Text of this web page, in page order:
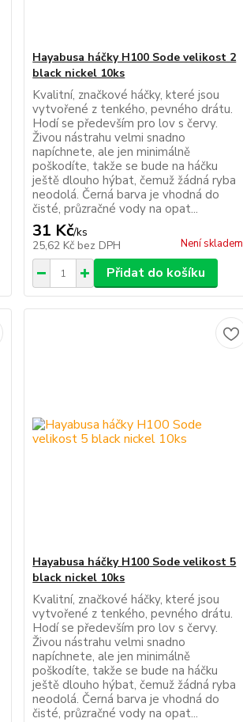
Hayabusa háčky H100 Sode velikost 2
black nickel 10ks
Kvalitní, značkové háčky, které jsou
vytvořené z tenkého, pevného drátu.
Hodí se především pro lov s červy.
Živou nástrahu velmi snadno
napíchnete, ale jen minimálně
poškodíte, takže se bude na háčku
ještě dlouho hýbat, čemuž žádná ryba
neodolá. Černá barva je vhodná do
čisté, průzračné vody na opat...
31 Kč/ks
25,62 Kč bez DPH Není skladem
Přidat do košíku
Hayabusa háčky H100 Sode velikost 5
black nickel 10ks
Kvalitní, značkové háčky, které jsou
vytvořené z tenkého, pevného drátu.
Hodí se především pro lov s červy.
Živou nástrahu velmi snadno
napíchnete, ale jen minimálně
poškodíte, takže se bude na háčku
ještě dlouho hýbat, čemuž žádná ryba
neodolá. Černá barva je vhodná do
čisté, průzračné vody na opat...